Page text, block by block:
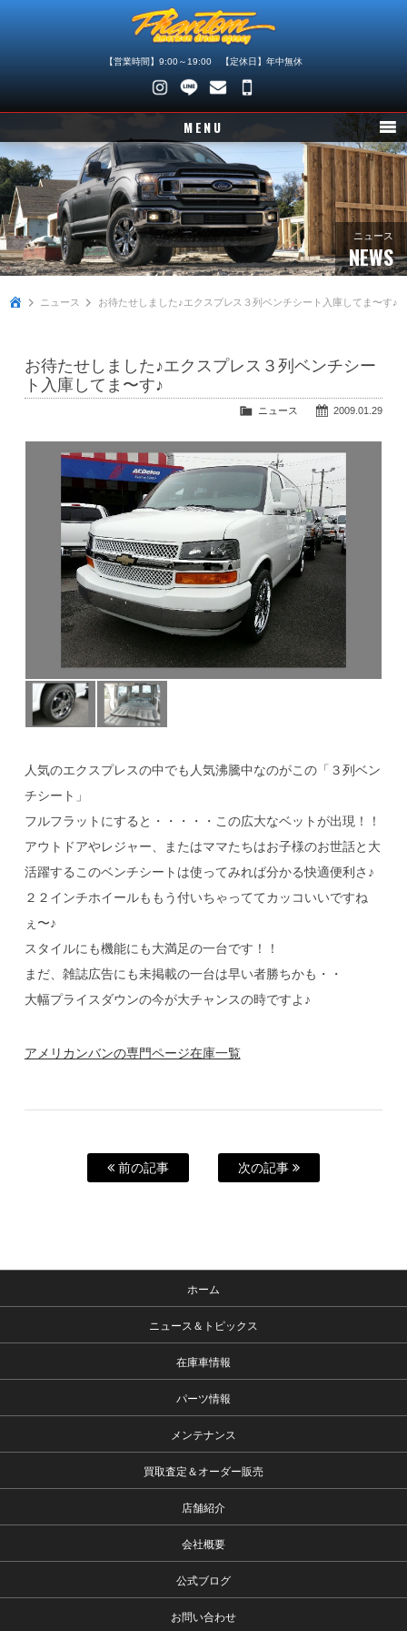
【営業時間】9:00～19:00 【定休日】年中無休
048-
745-
4446
MENU
ニュース
在庫車情報
パーツ情報
メンテナンス
買取査定
ニュース
NEWS
ニュース お待たせしました♪エクスプレス３列ベンチシート入庫してま〜す♪
お待たせしました♪エクスプレス３列ベンチシー
ト入庫してま〜す♪
2009.01.29
ニュース
人気のエクスプレスの中でも人気沸騰中なのがこの「３列ベン
チシート」
フルフラットにすると・・・・・この広大なベットが出現！！
アウトドアやレジャー、またはママたちはお子様のお世話と大
活躍するこのベンチシートは使ってみれば分かる快適便利さ♪
２２インチホイールももう付いちゃっててカッコいいですね
ぇ〜♪
スタイルにも機能にも大満足の一台です！！
まだ、雑誌広告にも未掲載の一台は早い者勝ちかも・・
大幅プライスダウンの今が大チャンスの時ですよ♪
アメリカンバンの専門ページ在庫一覧
前の記事 次の記事
ホーム
ニュース＆トピックス
在庫車情報
パーツ情報
メンテナンス
買取査定＆オーダー販売
店舗紹介
会社概要
公式ブログ
お問い合わせ